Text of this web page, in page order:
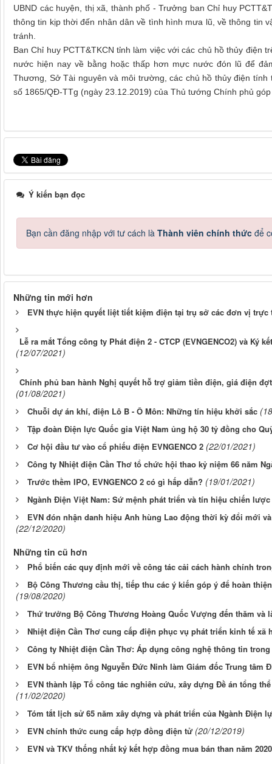
UBND các huyện, thị xã, thành phố - Trưởng ban Chỉ huy
thông tin kịp thời đến nhân dân về tình hình mưa lũ, về thông tin
tránh.
Ban Chỉ huy PCTT&TKCN tỉnh làm việc với các chủ hồ thủy điện
nước hiện nay về bằng hoặc thấp hơn mực nước đón lũ để
Thương, Sở Tài nguyên và môi trường, các chủ hồ thủy điện
số 1865/QĐ-TTg (ngày 23.12.2019) của Thủ tướng Chính phủ
Ý kiến bạn đọc
Bạn cần đăng nhập với tư cách là Thành viên chính thức để
Những tin mới hơn
EVN thực hiện quyết liệt tiết kiệm điện tại trụ sở các đơn vị trực
Lễ ra mắt Tổng công ty Phát điện 2 - CTCP (EVNGENCO2) và Ký
(12/07/2021)
Chính phủ ban hành Nghị quyết hỗ trợ giảm tiền điện, giá điện
(01/08/2021)
Chuỗi dự án khí, điện Lô B - Ô Môn: Những tín hiệu khởi sắc
Tập đoàn Điện lực Quốc gia Việt Nam ủng hộ 30 tỷ đồng cho
Cơ hội đầu tư vào cổ phiếu điện EVNGENCO 2 (22/01/2021)
Công ty Nhiệt điện Cần Thơ tổ chức hội thao kỷ niệm 66 năm
Trước thềm IPO, EVNGENCO 2 có gì hấp dẫn? (19/01/2021)
Ngành Điện Việt Nam: Sứ mệnh phát triển và tín hiệu chiến lược
EVN đón nhận danh hiệu Anh hùng Lao động thời kỳ đổi mới
(22/12/2020)
Những tin cũ hơn
Phổ biến các quy định mới về công tác cải cách hành chính
Bộ Công Thương cầu thị, tiếp thu các ý kiến góp ý để hoàn
(19/08/2020)
Thứ trưởng Bộ Công Thương Hoàng Quốc Vượng đến thăm và
Nhiệt điện Cần Thơ cung cấp điện phục vụ phát triển kinh tế xã
Công ty Nhiệt điện Cần Thơ: Áp dụng công nghệ thông tin
EVN bổ nhiệm ông Nguyễn Đức Ninh làm Giám đốc Trung tâm
EVN thành lập Tổ công tác nghiên cứu, xây dựng Đề án tổng
(11/02/2020)
Tóm tắt lịch sử 65 năm xây dựng và phát triển của Ngành Điện
EVN chính thức cung cấp hợp đồng điện tử (20/12/2019)
EVN và TKV thống nhất ký kết hợp đồng mua bán than năm